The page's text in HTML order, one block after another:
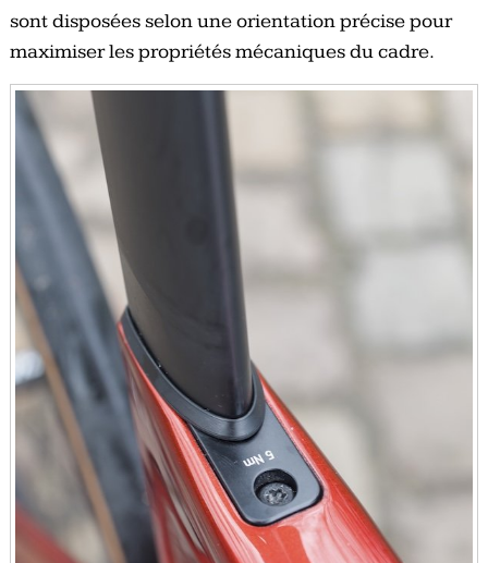
sont disposées selon une orientation précise pour
maximiser les propriétés mécaniques du cadre.